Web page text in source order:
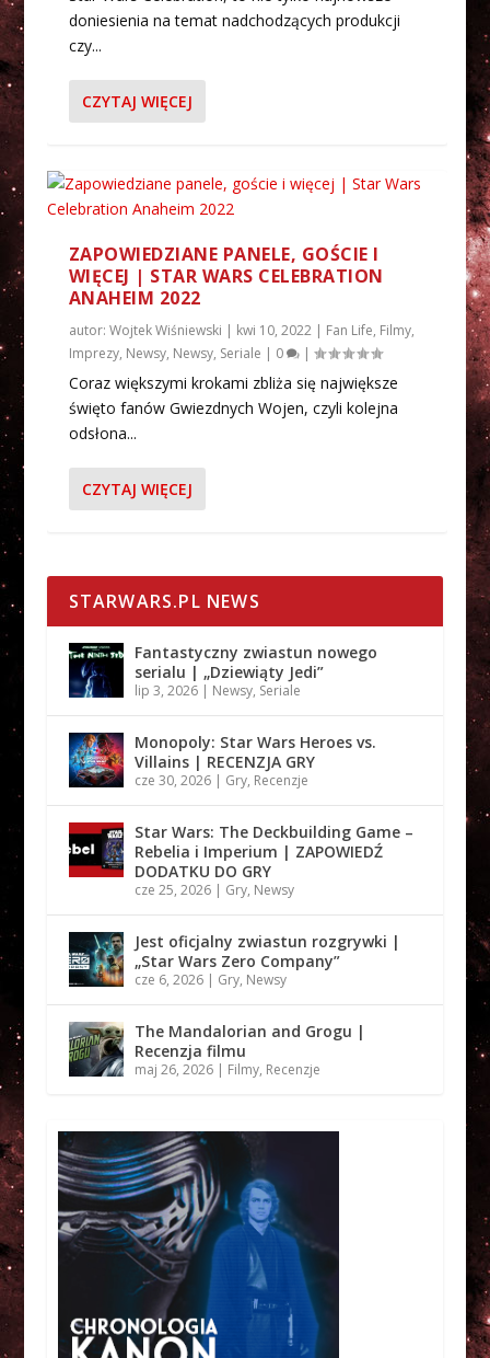
doniesienia na temat nadchodzących produkcji
czy...
CZYTAJ WIĘCEJ
ZAPOWIEDZIANE PANELE, GOŚCIE I
WIĘCEJ | STAR WARS CELEBRATION
ANAHEIM 2022
autor: Wojtek Wiśniewski | kwi 10, 2022| Fan Life, Filmy,
Imprezy, Newsy, Newsy, Seriale | 0 |
Coraz większymi krokami zbliża się największe
święto fanów Gwiezdnych Wojen, czyli kolejna
odsłona...
CZYTAJ WIĘCEJ
STARWARS.PL NEWS
Fantastyczny zwiastun nowego
serialu | „Dziewiąty Jedi”
lip 3, 2026| Newsy, Seriale
Monopoly: Star Wars Heroes vs.
Villains | RECENZJA GRY
cze 30, 2026| Gry, Recenzje
Star Wars: The Deckbuilding Game –
Rebelia i Imperium | ZAPOWIEDŹ
DODATKU DO GRY
cze 25, 2026| Gry, Newsy
Jest oficjalny zwiastun rozgrywki |
„Star Wars Zero Company”
cze 6, 2026| Gry, Newsy
The Mandalorian and Grogu |
Recenzja filmu
maj 26, 2026| Filmy, Recenzje